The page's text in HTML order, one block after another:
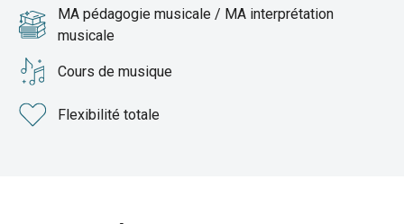
MA pédagogie musicale / MA interprétation
musicale
Cours de musique
Flexibilité totale